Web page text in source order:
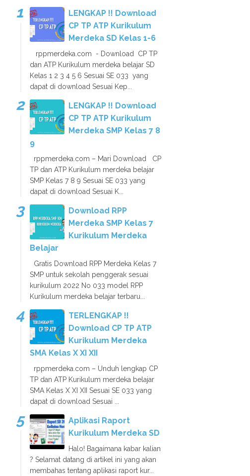
LENGKAP !! Download
CP TP ATP Kurikulum
Merdeka SD Kelas 1-6
rppmerdeka.com - Download CP TP
dan ATP Kurikulum merdeka belajar SD
Kelas 1 2 3 4 5 6 Sesuai SE 033 yang
dapat di download Sesuai Kep...
LENGKAP !! Download
CP TP ATP Kurikulum
Merdeka SMP Kelas 7 8
9
rppmerdeka.com – Mari Download CP
TP dan ATP Kurikulum merdeka belajar
SMP Kelas 7 8 9 Sesuai SE 033 yang
dapat di download Sesuai K...
Download RPP
Merdeka SMP Kelas 7
Kurikulum Merdeka
Belajar
Gratis Download RPP Merdeka Kelas 7
SMP untuk sekolah penggerak sesuai
kurikulum 2022 No 033 model RPP
Kurikulum merdeka belajar terbaru...
TERLENGKAP !!
Download CP TP ATP
Kurikulum Merdeka
SMA Kelas X XI XII
rppmerdeka.com – Unduh lengkap CP
TP dan ATP Kurikulum merdeka belajar
SMA Kelas X XI XII Sesuai SE 033 yang
dapat di download Sesuai ...
Aplikasi Raport
Kurikulum Merdeka SD
Halo! Bagaimana kabar kalian
? Selamat datang di artikel ini yang akan
membahas tentang aplikasi raport kur...